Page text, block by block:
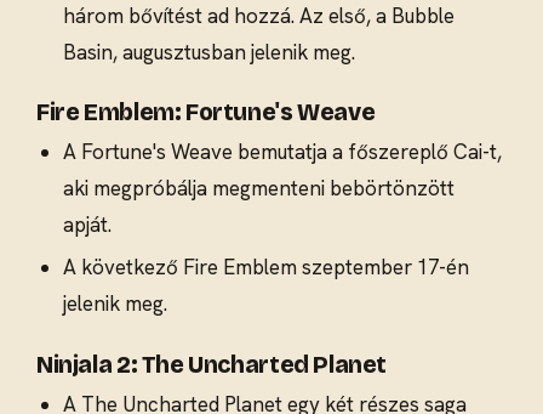
három bővítést ad hozzá. Az első, a Bubble
Basin, augusztusban jelenik meg.
Fire Emblem: Fortune's Weave
A Fortune's Weave bemutatja a főszereplő Cai-t,
aki megpróbálja megmenteni bebörtönzött
apját.
A következő Fire Emblem szeptember 17-én
jelenik meg.
Ninjala 2: The Uncharted Planet
A The Uncharted Planet egy két részes saga